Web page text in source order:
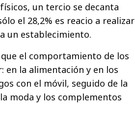
un tercio se decanta
el 28,2% es reacio a realizar
un establecimiento.
el comportamiento de los
en la alimentación y en los
con el móvil, seguido de la
moda y los complementos